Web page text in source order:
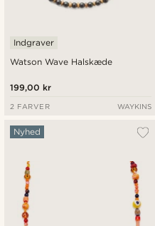
Watson Wave Halskæde
Indgraver
199,00 kr
2 FARVER WAYKINS
Nyhed